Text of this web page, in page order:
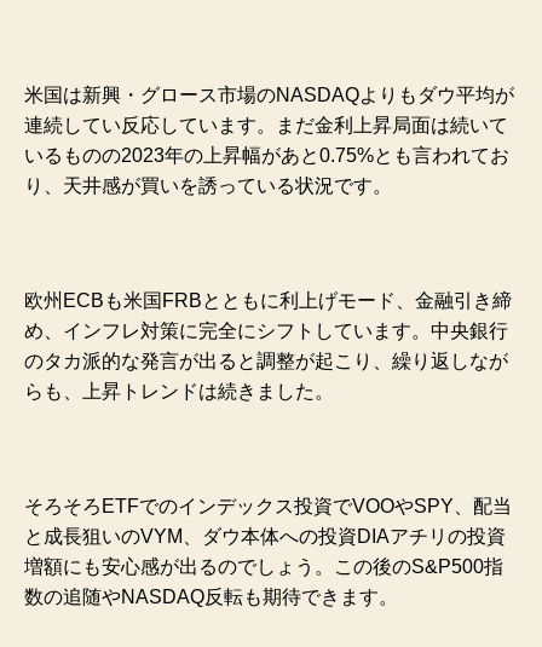
米国は新興・グロース市場のNASDAQよりもダウ平均が
連続してい反応しています。まだ金利上昇局面は続いて
いるものの2023年の上昇幅があと0.75%とも言われてお
り、天井感が買いを誘っている状況です。
欧州ECBも米国FRBとともに利上げモード、金融引き締
め、インフレ対策に完全にシフトしています。中央銀行
のタカ派的な発言が出ると調整が起こり、繰り返しなが
らも、上昇トレンドは続きました。
そろそろETFでのインデックス投資でVOOやSPY、配当
と成長狙いのVYM、ダウ本体への投資DIAアチリの投資
増額にも安心感が出るのでしょう。この後のS&P500指
数の追随やNASDAQ反転も期待できます。